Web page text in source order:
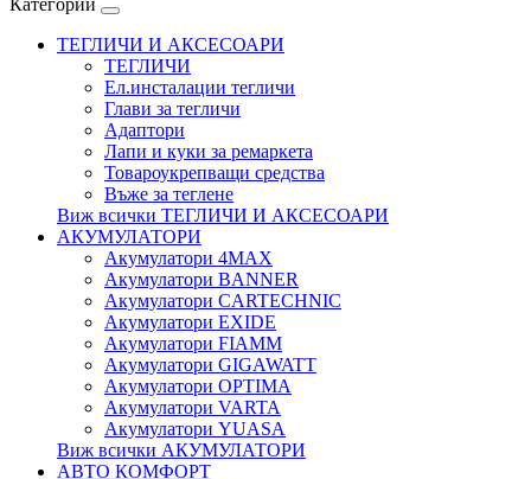
Категории
ТЕГЛИЧИ И АКСЕСОАРИ
ТЕГЛИЧИ
Eл.инсталации тегличи
Глави за тегличи
Адаптори
Лапи и куки за ремаркета
Товароукрепващи средства
Въже за теглене
Виж всички ТЕГЛИЧИ И АКСЕСОАРИ
АКУМУЛАТОРИ
Акумулатори 4MAX
Акумулатори BANNER
Акумулатори CARTECHNIC
Акумулатори EXIDE
Акумулатори FIAMM
Акумулатори GIGAWATT
Акумулатори OPTIMA
Акумулатори VARTA
Акумулатори YUASA
Виж всички АКУМУЛАТОРИ
АВТО КОМФОРТ